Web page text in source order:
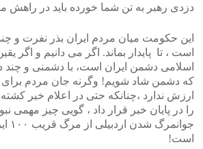
دزدی رهبر به تن شما خورده باید در راهش
این حکومت میان مردم ایران بذر نفرت و
است ، تا پایدار بماند. اگر می دانیم و اگر
اسلامی دشمن ایران است، با دشمنی و چند
که دشمن شاد شویم! وگرنه جان مردم برای
ارزش ندارد ،چنانکه حتی در اعلام خبر
را در پایان خبر قرار داد ، گویی چیز مهمی
است!